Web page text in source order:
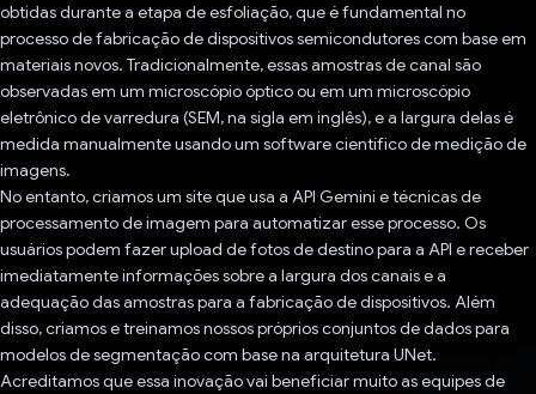
obtidas durante a etapa de esfoliação, que é fundamental no
processo de fabricação de dispositivos semicondutores com base em
materiais novos. Tradicionalmente, essas amostras de canal são
observadas em um microscópio óptico ou em um microscópio
eletrônico de varredura (SEM, na sigla em inglês), e a largura delas é
medida manualmente usando um software científico de medição de
imagens.
No entanto, criamos um site que usa a API Gemini e técnicas de
processamento de imagem para automatizar esse processo. Os
usuários podem fazer upload de fotos de destino para a API e receber
imediatamente informações sobre a largura dos canais e a
adequação das amostras para a fabricação de dispositivos. Além
disso, criamos e treinamos nossos próprios conjuntos de dados para
modelos de segmentação com base na arquitetura UNet.
Acreditamos que essa inovação vai beneficiar muito as equipes de